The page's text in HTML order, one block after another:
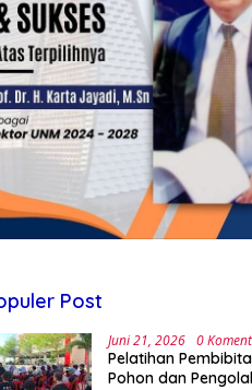
Post
Juni 21, 2026 0
Pelatihan
Pohon dan